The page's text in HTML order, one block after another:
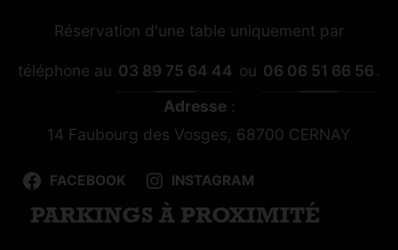
Réservation d'une table uniquement par
téléphone au 03 89 75 64 44 ou 06 06 51 66 56 .
Adresse:
14 Faubourg des Vosges, 68700 CERNAY
FACEBOOK INSTAGRAM
PARKINGS À PROXIMITÉ